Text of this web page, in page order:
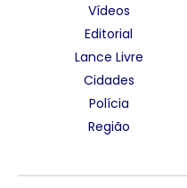
Vídeos
Editorial
Lance Livre
Cidades
Polícia
Região